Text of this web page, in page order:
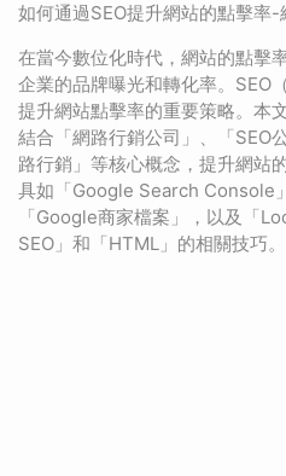
如何通過SEO提升網站的點擊率-
在當今數位化時代，網站的點擊
企業的品牌曝光和轉化率。SEO
提升網站點擊率的重要策略。本
結合「網路行銷公司」、「SEO
路行銷」等核心概念，提升網站
具如「Google Search Console
「Google商家檔案」，以及「
SEO」和「HTML」的相關技巧。